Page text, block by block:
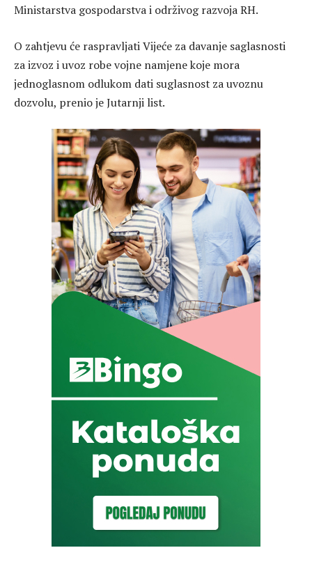
Ministarstva gospodarstva i održivog razvoja RH.
O zahtjevu će raspravljati Vijeće za davanje saglasnosti
za izvoz i uvoz robe vojne namjene koje mora
jednoglasnom odlukom dati suglasnost za uvoznu
dozvolu, prenio je Jutarnji list.